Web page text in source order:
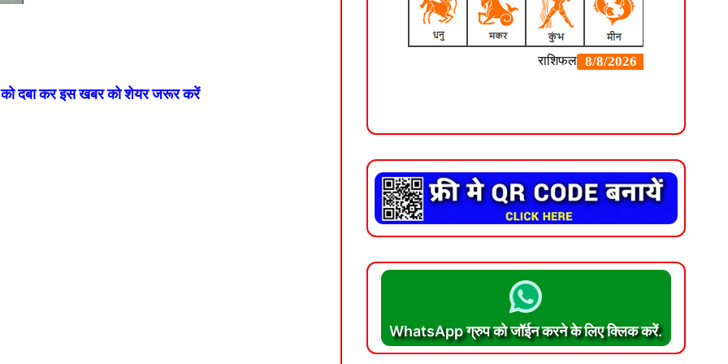
को दबा कर इस खबर को शेयर जरूर करें
WhatsApp ग्रुप को जॉईन करने के लिए क्लिक करें.